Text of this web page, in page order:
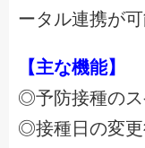
ータル連携が可
【主な機能】
◎予防接種の
◎接種日の変更